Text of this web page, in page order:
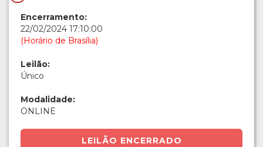
Encerramento:
22/02/2024 17:10:00
(Horário de Brasília)
Leilão:
Único
Modalidade:
ONLINE
LEILÃO ENCERRADO